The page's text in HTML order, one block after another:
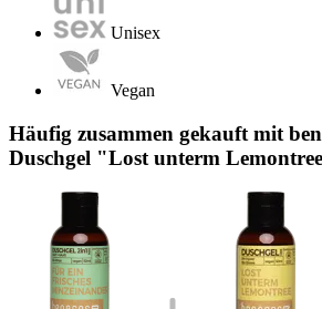
Unisex
Vegan
Häufig zusammen gekauft mit
Duschgel "Lost unterm